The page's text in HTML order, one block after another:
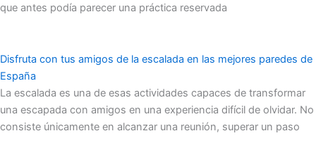
que antes podía parecer una práctica reservada
Disfruta con tus amigos de la escalada en las mejores paredes de
España
La escalada es una de esas actividades capaces de transformar
una escapada con amigos en una experiencia difícil de olvidar. No
consiste únicamente en alcanzar una reunión, superar un paso